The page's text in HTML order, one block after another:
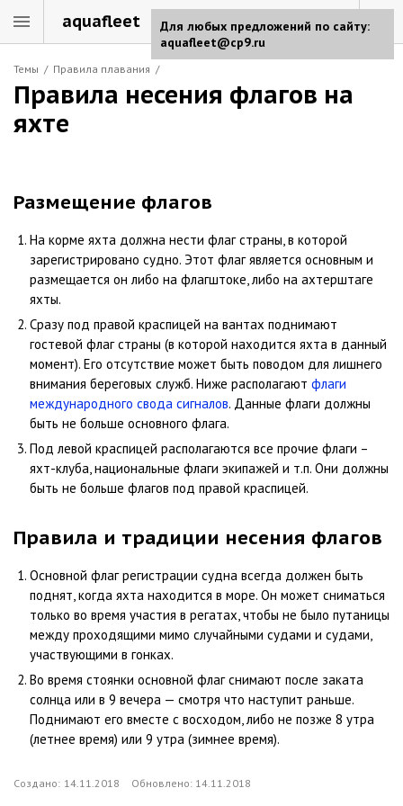
aquafleet
Темы / Правила плавания /
Правила несения флагов на
яхте
Размещение флагов
На корме яхта должна нести флаг страны, в которой
зарегистрировано судно. Этот флаг является основным и
размещается он либо на флагштоке, либо на ахтерштаге
яхты.
Сразу под правой краспицей на вантах поднимают
гостевой флаг страны (в которой находится яхта в данный
момент). Его отсутствие может быть поводом для лишнего
внимания береговых служб. Ниже располагают флаги
международного свода сигналов. Данные флаги должны
быть не больше основного флага.
Под левой краспицей располагаются все прочие флаги –
яхт-клуба, национальные флаги экипажей и т.п. Они должны
быть не больше флагов под правой краспицей.
Правила и традиции несения флагов
Основной флаг регистрации судна всегда должен быть
поднят, когда яхта находится в море. Он может сниматься
только во время участия в регатах, чтобы не было путаницы
между проходящими мимо случайными судами и судами,
участвующими в гонках.
Во время стоянки основной флаг снимают после заката
солнца или в 9 вечера — смотря что наступит раньше.
Поднимают его вместе с восходом, либо не позже 8 утра
(летнее время) или 9 утра (зимнее время).
Создано: 14.11.2018 Обновлено: 14.11.2018
Для любых предложений по сайту:
aquafleet@cp9.ru